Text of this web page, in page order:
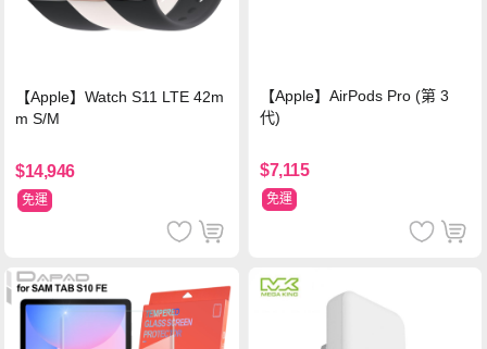
【Apple】Watch S11 LTE 42m
m S/M
$14,946
免運
【Apple】AirPods Pro (第 3
代)
$7,115
免運